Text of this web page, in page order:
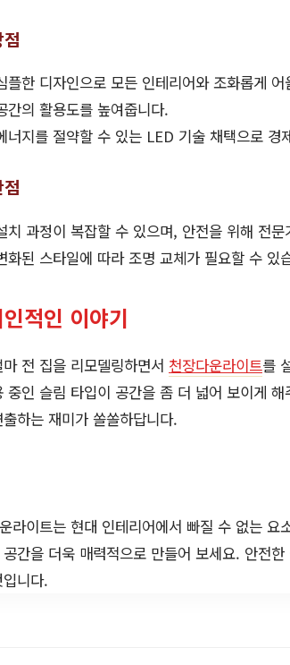
플한 디자인으로 모든 인테리어와 조화롭게 어
간의 활용도를 높여줍니다.
너지를 절약할 수 있는 LED 기술 채택으로 경
치 과정이 복잡할 수 있으며, 안전을 위해 전
화된 스타일에 따라 조명 교체가 필요할 수 있
적인 이야기
전 집을 리모델링하면서 천장다운라이트를
중인 슬림 타입이 공간을 좀 더 넓어 보이게
하는 재미가 쏠쏠하답니다.
라이트는 현대 인테리어에서 빠질 수 없는
간을 더욱 매력적으로 만들어 보세요. 안전
니다.